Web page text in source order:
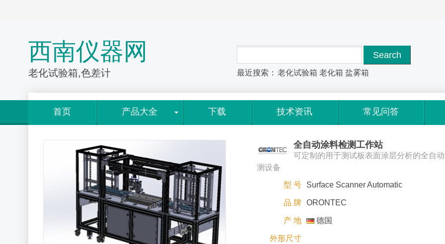
西南仪器网
老化试验箱,色差计 最近搜索： 老化试验箱 老化箱 盐雾箱
首页 产品大全 下载 技术资讯 常见问答
产品详情 全自动涂料检测工作站
可定制的用于测试板表面涂层分析的全自
测设备
型 号 Surface Scanner Automatic
品 牌 ORONTEC
产 地 德国
外形尺寸